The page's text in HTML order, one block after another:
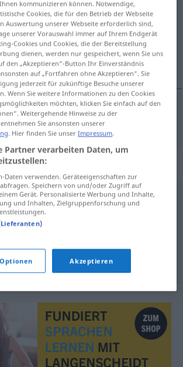
Übersetzungen
Übersetzung anklicken/antippen)
bakhode
für "bakhode"
,isse,kinn,kjake,kjeve,leppe,munn
,skjegg
kommunizieren können. Notwendige,
Cookies, die für den Betrieb der Webseite
Auswertung unserer Webseite erforderlich sind,
unserer Vorauswahl immer auf Ihrem Endgerät
Cookies und Cookies, die der Bereitstellung
dienen, werden nur gespeichert, wenn Sie uns
den „Akzeptieren“-Button Ihr Einverständnis
auf „Fortfahren ohne Akzeptieren“. Sie
jederzeit für zukünftige Besuche unserer
Wenn Sie weitere Informationen zu den Cookies
möchten, klicken Sie einfach auf den
Weitergehende Hinweise zu der
Sie ansonsten unserer
. Hier finden Sie unserImpressum
Partner verarbeiten Daten, um
Daten verwenden. Geräteeigenschaften zur
Speichern von und/oder Zugriff auf
Gerät. Personalisierte Werbung und Inhalte,
und Inhalten, Zielgruppenforschung und
Akzeptieren